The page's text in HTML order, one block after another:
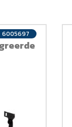
6005697